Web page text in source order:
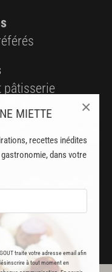
MIETTE
recettes inédites
dans votre
traite votre adresse email afin
à tout moment en
×
pâtisserie
CONNECTE